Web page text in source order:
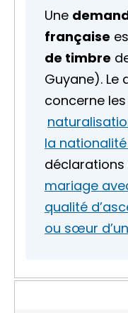
Une
française
de timbre
Guyane). Le
concerne
la
mariage
qualité
ou sœur